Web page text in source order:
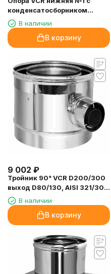
конденсатосборником
D160/260, AISI 321/304
(Вулкан)
В наличии
В корзину
9 002 ₽
Тройник 90° VCR D200/300
выход D80/130, AISI 321/304
(Вулкан)
В наличии
В корзину